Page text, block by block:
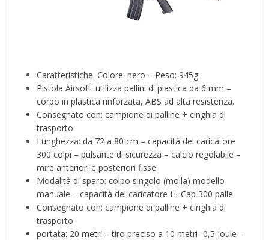
Caratteristiche: Colore: nero – Peso: 945g
Pistola Airsoft: utilizza pallini di plastica da 6 mm –
corpo in plastica rinforzata, ABS ad alta resistenza.
Consegnato con: campione di palline + cinghia di
trasporto
Lunghezza: da 72 a 80 cm – capacità del caricatore
300 colpi – pulsante di sicurezza – calcio regolabile –
mire anteriori e posteriori fisse
Modalità di sparo: colpo singolo (molla) modello
manuale – capacità del caricatore Hi-Cap 300 palle
Consegnato con: campione di palline + cinghia di
trasporto
portata: 20 metri – tiro preciso a 10 metri -0,5 joule –